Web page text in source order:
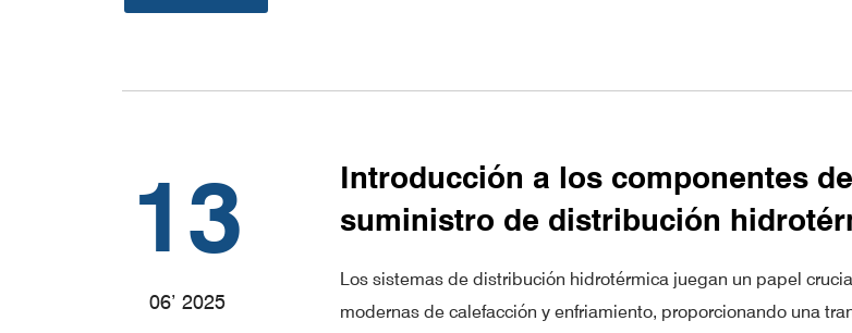
13
06’ 2025
Introducción a los componentes
suministro de distribución
Los sistemas de distribución hidrotérmica juegan un papel
modernas de calefacción y enfriamiento, proporcionando una